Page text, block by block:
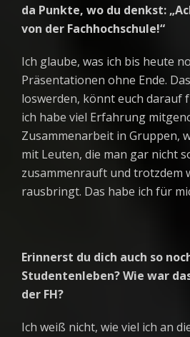
da Punkte, wo du denkst:
von der Fachhochschule!“
Ich glaube, was ich bis heute
Präsentationen ohne Ende.
loswerden, könnt euch darauf
ich habe viel Erfahrung
Zusammenarbeit in Gruppen,
mit Leuten, die man gar nicht
zusammenrauft und trotzdem
rausbringt. Das habe ich für
Erinnerst du dich auch so
Studentenleben? Wie war
der FH?
Ich weiß nicht, wie viel ich an